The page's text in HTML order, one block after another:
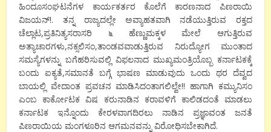
ಹಿಂದೂಸಂಘಟನೆಗಳ ಕಾರ್ಯಕರ್ತರ ಕೊಲೆಗೆ ಕಾರಣನಾದ ಪಿಣರಾಯಿ
ವಿಜಯನ್!. ತನ್ನ ರಾಜ್ಯದಲ್ಲೇ ಅವ್ಯಾಹತವಾಗಿ ನಡೆಯುತ್ತಿರುವ ರಕ್ತದ
ಚೆಲ್ಲಾಟ,ಪ್ರತಿನಿತ್ಯಸರಾಸರಿ ೬ ಹೆಣ್ಣುಮಕ್ಕಳ ಮೇಲೆ ಆಗುತ್ತಿರುವ
ಅತ್ಯಾಚಾರಗಳು,ನಕ್ಸಲಿಸಂ,ತಾಂಡವವಾಡುತ್ತಿರುವ ನಿರುದ್ಯೋಗ ಮುಂತಾದ
ಸಮಸ್ಯೆಗಳನ್ನು ಬಗೆಹರಿಸುವಲ್ಲಿ ವಿಫಲನಾದ ಮುಖ್ಯಮಂತ್ರಿಯೊಬ್ಬ ಕರ್ನಾಟಕಕ್ಕೆ
ಬಂದು ಐಕ್ಯತೆ,ಸಮಾನತೆ ಬಗ್ಗೆ ಭಾಷಣ ಮಾಡುವುದು ಒಂದು ಥರ ದೆವ್ವದ
ಬಾಯಲ್ಲಿ ವೇದಾಂತ ಪ್ರವಚನ ಮಾಡಿಸಿದಂತಾಗಲಿಲ್ವೇ!! ಹಾಗಾಗಿ ಕಮ್ಯುನಿಸಂ
ಎಂಬ ಕಾರ್ಕೋಟಕ ವಿ‍ಷ ಕರುನಾಡಿನ ಕರಾವಳಿಗೆ ಕಾಲಿಡದಂತೆ ಮಾಡಲು
ಕರ್ನಾಟಕ ಇನ್ನೊಂದು ಕೇರಳವಾಗದಿರಲು ನಾಡಿನ ಪ್ರಜ್ಞಾವಂತ ಜನತೆ
ಪಿಣರಾಯಿಯ ಮಂಗಳೂರಿನ ಆಗಮನವನ್ನು ವಿರೋಧಿಸಬೇಕಾಗಿದೆ.